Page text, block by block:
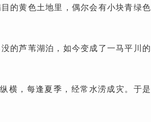
的黄色土地里，偶尔会有小块青绿色
的芦苇湖泊，如今变成了一马平川的
横，每逢夏季，经常水涝成灾。于是